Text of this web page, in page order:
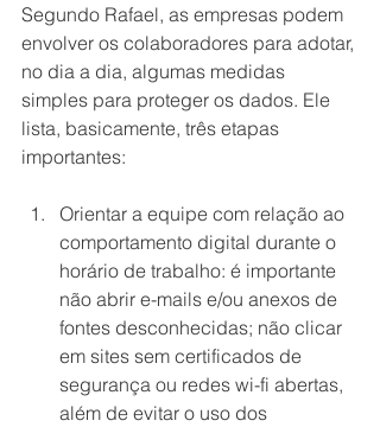
Segundo Rafael, as empresas podem
envolver os colaboradores para adotar,
no dia a dia, algumas medidas
simples para proteger os dados. Ele
lista, basicamente, três etapas
importantes:
Orientar a equipe com relação ao
comportamento digital durante o
horário de trabalho: é importante
não abrir e-mails e/ou anexos de
fontes desconhecidas; não clicar
em sites sem certificados de
segurança ou redes wi-fi abertas,
além de evitar o uso dos